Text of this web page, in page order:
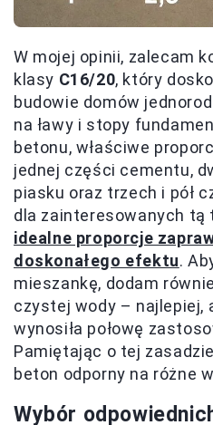
W mojej opinii, zalecam
klasy C16/20, który
budowie domów
na ławy i stopy
betonu, właściwe
jednej części cementu,
piasku oraz trzech i pół
dla zainteresowanych tą
idealne proporcje
doskonałego efektu.
mieszankę, dodam
czystej wody – najlepiej,
wynosiła połowę
Pamiętając o tej
beton odporny na różne
Wybór